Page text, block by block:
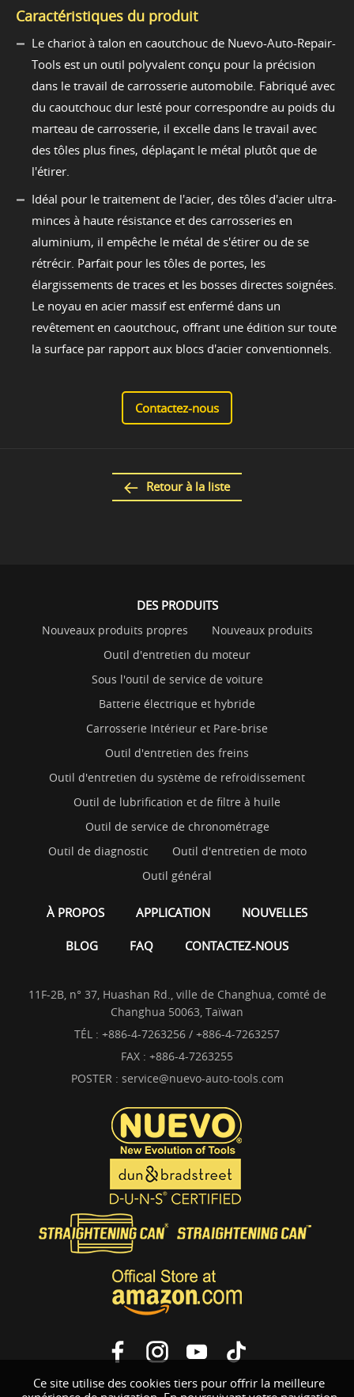
Caractéristiques du produit
Le chariot à talon en caoutchouc de Nuevo-Auto-Repair-
Tools est un outil polyvalent conçu pour la précision
dans le travail de carrosserie automobile. Fabriqué avec
du caoutchouc dur lesté pour correspondre au poids du
marteau de carrosserie, il excelle dans le travail avec
des tôles plus fines, déplaçant le métal plutôt que de
l'étirer.
Idéal pour le traitement de l'acier, des tôles d'acier ultra-
minces à haute résistance et des carrosseries en
aluminium, il empêche le métal de s'étirer ou de se
rétrécir. Parfait pour les tôles de portes, les
élargissements de traces et les bosses directes soignées.
Le noyau en acier massif est enfermé dans un
revêtement en caoutchouc, offrant une édition sur toute
la surface par rapport aux blocs d'acier conventionnels.
Contactez-nous
Retour à la liste
Ce site utilise des cookies tiers pour offrir la meilleure
DES PRODUITS
Nouveaux produits propres
Nouveaux produits
Outil d'entretien du moteur
Sous l'outil de service de voiture
Batterie électrique et hybride
Carrosserie Intérieur et Pare-brise
Outil d'entretien des freins
Outil d'entretien du système de refroidissement
Outil de lubrification et de filtre à huile
Outil de service de chronométrage
Outil de diagnostic
Outil d'entretien de moto
Outil général
À PROPOS APPLICATION NOUVELLES
BLOG FAQ CONTACTEZ-NOUS
11F-2B, n° 37, Huashan Rd., ville de Changhua, comté de
Changhua 50063, Taïwan
TÉL : +886-4-7263256 / +886-4-7263257
FAX : +886-4-7263255
POSTER : service@nuevo-auto-tools.com